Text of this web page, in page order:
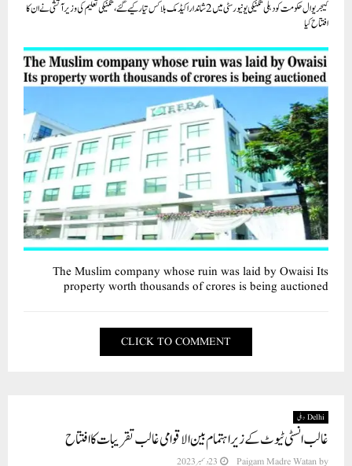
کیجریوال حکومت کو دہلی تکنیکی یونیورسٹی میں 2 شاندار اکیڈمک بلاکس تیار کیے گئے، تکنیکی تعلیم کی وزیر آتشی نے ان کا
افتتاح کیا
The Muslim company whose ruin was laid by Owaisi Its
property worth thousands of crores is being auctioned
CLICK TO COMMENT
Delhi دہلی
غالب انسٹی ٹیوٹ کے زیر اہتمام بین الاقوامی غالب تقریبات کا افتتاح
by
Paigam Madre Watan 23 دسمبر 2023